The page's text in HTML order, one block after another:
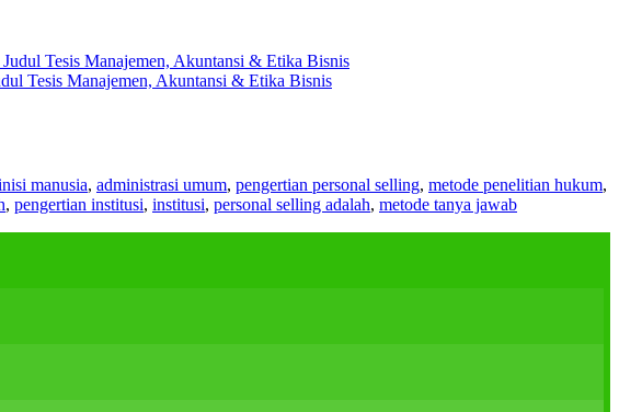
Tesis Manajemen, Akuntansi & Etika Bisnis
manusia, administrasi umum, pengertian personal selling, metode penelitian hukum,
, pengertian institusi, institusi, personal selling adalah, metode tanya jawab